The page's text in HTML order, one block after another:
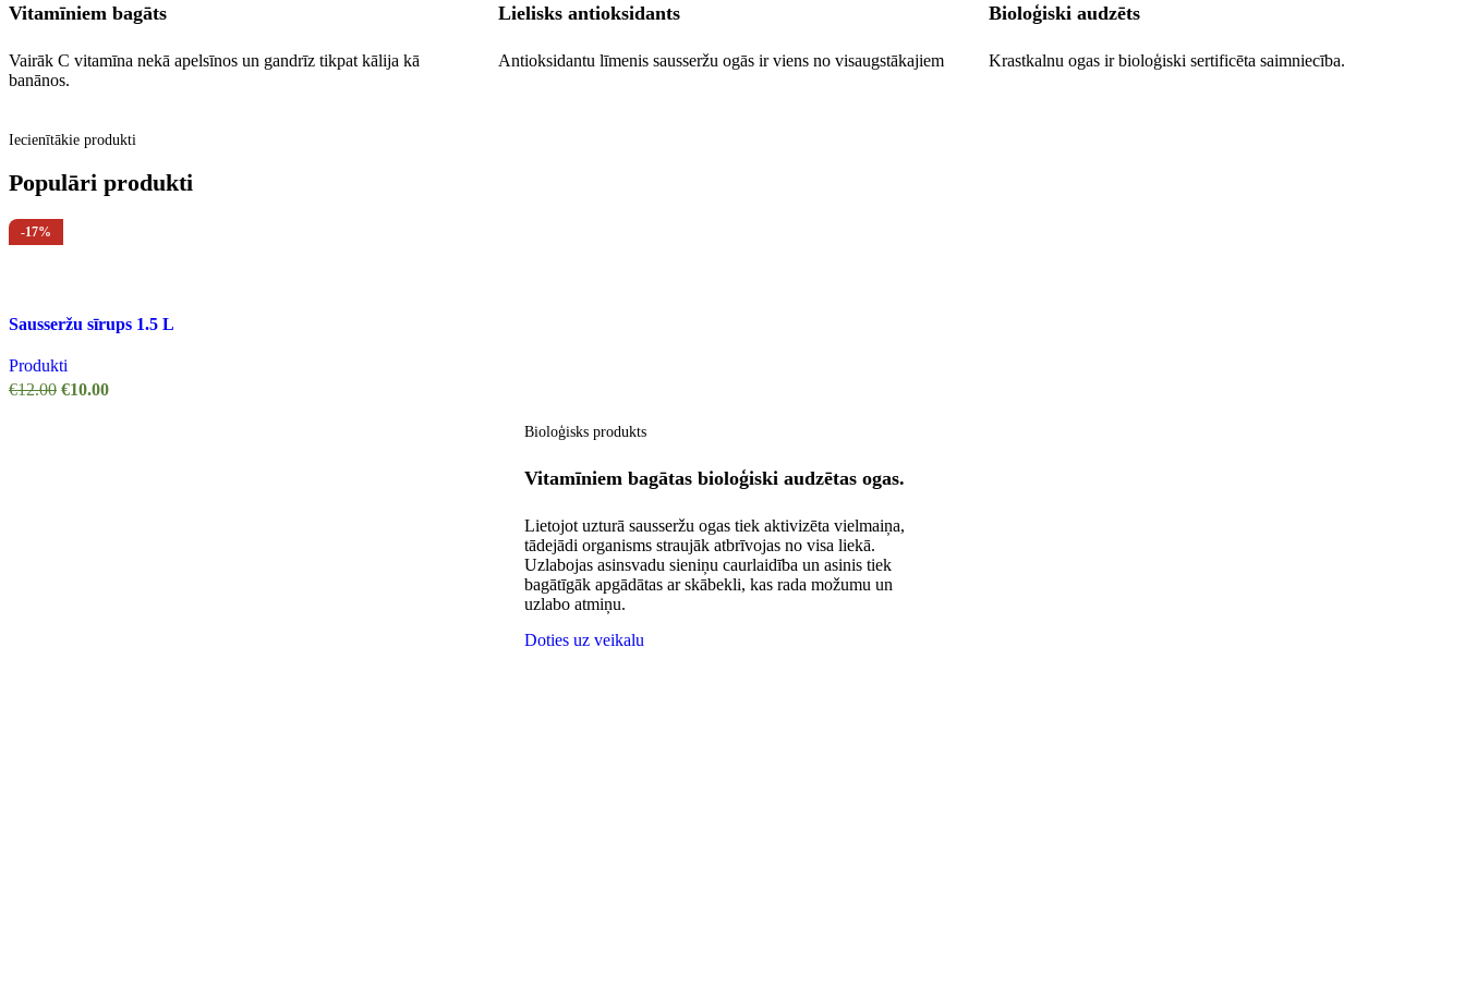
Vitamīniem bagāts
Vairāk C vitamīna nekā apelsīnos un gandrīz tikpat kālija kā
banānos.
Lielisks antioksidants
Antioksidantu līmenis sausseržu ogās ir viens no visaugstākajiem
Bioloģiski audzēts
Krastkalnu ogas ir bioloģiski sertificēta saimniecība.
Iecienītākie produkti
Populāri produkti
-17%
Sausseržu sīrups 1.5 L
Produkti
€12.00 €10.00
Bioloģisks produkts
Vitamīniem bagātas bioloģiski audzētas ogas.
Lietojot uzturā sausseržu ogas tiek aktivizēta vielmaiņa,
tādejādi organisms straujāk atbrīvojas no visa liekā.
Uzlabojas asinsvadu sieniņu caurlaidība un asinis tiek
bagātīgāk apgādātas ar skābekli, kas rada možumu un
uzlabo atmiņu.
Doties uz veikalu